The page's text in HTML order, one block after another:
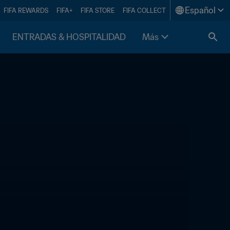
FIFA REWARDS FIFA+ FIFA STORE FIFA COLLECT Español
ENTRADAS & HOSPITALIDAD Más